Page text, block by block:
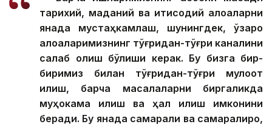
тарихий, маданий ва иқтисодий алоқаларни
янада мустаҳкамлаш, шунингдек, ўзаро
алоқаларимизнинг тўғридан-тўғри каналини
сақлаб қолиш бўлиши керак. Бу бизга бир-
биримиз билан тўғридан-тўғри мулоқот
қилиш, барча масалаларни биргаликда
муҳокама қилиш ва ҳал қилиш имконини
беради. Бу янада самарали ва самаралироқ,